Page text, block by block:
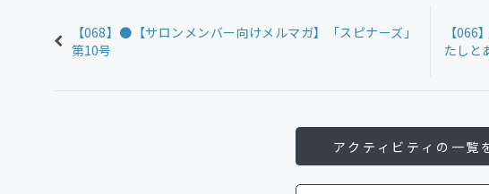
【068】●【サロンメンバー向けメルマガ】「スピナーズ」
第10号
【
たしと
アクティビティの一覧